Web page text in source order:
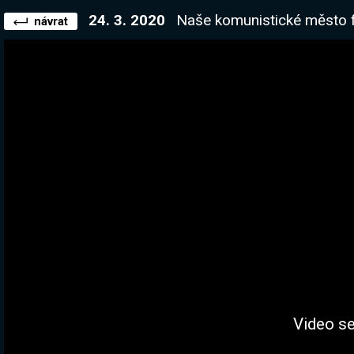
návrat 24. 3. 2020 Naše komunistické město funguje na 150%. Později
Video